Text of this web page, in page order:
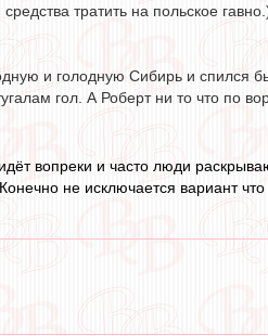
средства тратить на польское
и голодную Сибирь и спился
гол. А Роберт ни то что по
вопреки и часто люди
не исключается вариант что